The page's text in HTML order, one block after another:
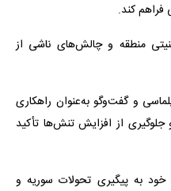
کند.
منطقه و چالش‌های ناشی از
و گفت‌وگو به‌عنوان راهکاری
از افزایش تنش‌ها تأکید
خود به پیگیری تحولات سوریه و